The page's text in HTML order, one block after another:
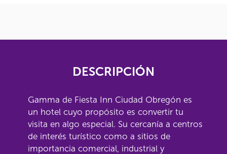
DESCRIPCIÓN
Gamma de Fiesta Inn Ciudad Obregón es
un hotel cuyo propósito es convertir tu
visita en algo especial. Su cercanía a centros
de interés turístico como a sitios de
importancia comercial, industrial y